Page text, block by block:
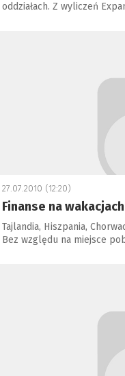
oddziałach. Z wyliczeń
27.07.2010 (12:20)
Finanse na wakacjach
Tajlandia, Hiszpania,
Bez względu na miejsce